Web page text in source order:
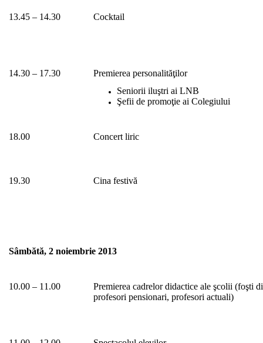
13.45 – 14.30 Cocktail
14.30 – 17.30
Premierea personalităţilor
Seniorii iluştri ai LNB
Şefii de promoţie ai Colegiului
18.00 Concert liric
19.30 Cina festivă
Sâmbătă, 2 noiembrie 2013
10.00 – 11.00
Premierea cadrelor didactice ale şcolii (foşti
profesori pensionari, profesori actuali)